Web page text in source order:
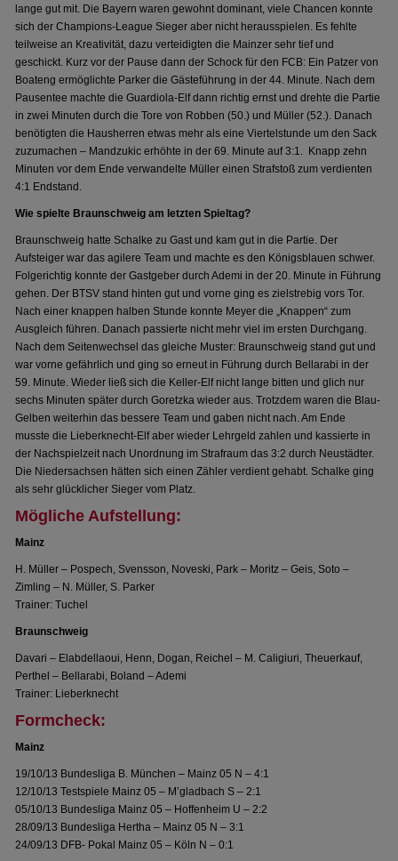
lange gut mit. Die Bayern waren gewohnt dominant, viele Chancen konnte
sich der Champions-League Sieger aber nicht herausspielen. Es fehlte
teilweise an Kreativität, dazu verteidigten die Mainzer sehr tief und
geschickt. Kurz vor der Pause dann der Schock für den FCB: Ein Patzer von
Boateng ermöglichte Parker die Gästeführung in der 44. Minute. Nach dem
Pausentee machte die Guardiola-Elf dann richtig ernst und drehte die Partie
in zwei Minuten durch die Tore von Robben (50.) und Müller (52.). Danach
benötigten die Hausherren etwas mehr als eine Viertelstunde um den Sack
zuzumachen – Mandzukic erhöhte in der 69. Minute auf 3:1. Knapp zehn
Minuten vor dem Ende verwandelte Müller einen Strafstoß zum verdienten
4:1 Endstand.
Wie spielte Braunschweig am letzten Spieltag?
Braunschweig hatte Schalke zu Gast und kam gut in die Partie. Der
Aufsteiger war das agilere Team und machte es den Königsblauen schwer.
Folgerichtig konnte der Gastgeber durch Ademi in der 20. Minute in Führung
gehen. Der BTSV stand hinten gut und vorne ging es zielstrebig vors Tor.
Nach einer knappen halben Stunde konnte Meyer die „Knappen“ zum
Ausgleich führen. Danach passierte nicht mehr viel im ersten Durchgang.
Nach dem Seitenwechsel das gleiche Muster: Braunschweig stand gut und
war vorne gefährlich und ging so erneut in Führung durch Bellarabi in der
59. Minute. Wieder ließ sich die Keller-Elf nicht lange bitten und glich nur
sechs Minuten später durch Goretzka wieder aus. Trotzdem waren die Blau-
Gelben weiterhin das bessere Team und gaben nicht nach. Am Ende
musste die Lieberknecht-Elf aber wieder Lehrgeld zahlen und kassierte in
der Nachspielzeit nach Unordnung im Strafraum das 3:2 durch Neustädter.
Die Niedersachsen hätten sich einen Zähler verdient gehabt. Schalke ging
als sehr glücklicher Sieger vom Platz.
Mögliche Aufstellung:
Mainz
H. Müller – Pospech, Svensson, Noveski, Park – Moritz – Geis, Soto –
Zimling – N. Müller, S. Parker
Trainer: Tuchel
Braunschweig
Davari – Elabdellaoui, Henn, Dogan, Reichel – M. Caligiuri, Theuerkauf,
Perthel – Bellarabi, Boland – Ademi
Trainer: Lieberknecht
Formcheck:
Mainz
19/10/13 Bundesliga B. München – Mainz 05 N – 4:1
12/10/13 Testspiele Mainz 05 – M’gladbach S – 2:1
05/10/13 Bundesliga Mainz 05 – Hoffenheim U – 2:2
28/09/13 Bundesliga Hertha – Mainz 05 N – 3:1
24/09/13 DFB- Pokal Mainz 05 – Köln N – 0:1